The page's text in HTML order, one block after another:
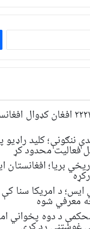
له بېلابېلو لارو ۲۲۲۱ افغان
ننګونې؛ کلید راډیو
فعالیت محدود کړ
بریا؛ افغانستان
ایس؛ د امریکا سنا
معرفي شوه
د دوه پخواني